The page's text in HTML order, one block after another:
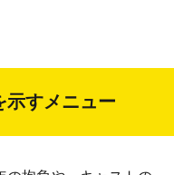
示すメニュー